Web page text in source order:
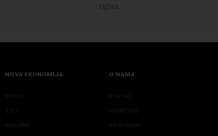
NOVA EKONOMIJA
SRBIJA
SVET
KOLUMNE
O NAMA
KONTAKT
MARKETING
IMPRESSUM